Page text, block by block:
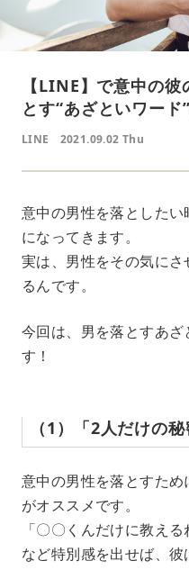
【LINE】で意中の
とす“あざといワー
LINE 2021.09.02 Thu
意中の男性を落とした
になってきます。
実は、男性をその気に
るんです。
今回は、男を落とすあ
す！
（1）「2人だけの秘
意中の男性を落とすた
がオススメです。
「〇〇くんだけに教え
など特別感を出せば、彼